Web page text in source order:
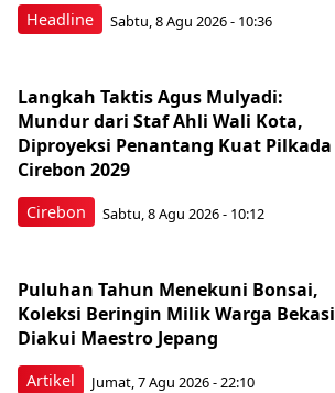
Headline Sabtu, 8 Agu 2026 - 10:36
Cirebon
Langkah Taktis Agus Mulyadi:
Mundur dari Staf Ahli Wali Kota,
Diproyeksi Penantang Kuat Pilkada
Cirebon 2029
Sabtu, 8 Agu 2026 - 10:12
Artikel
Puluhan Tahun Menekuni Bonsai,
Koleksi Beringin Milik Warga Bekasi
Diakui Maestro Jepang
Jumat, 7 Agu 2026 - 22:10